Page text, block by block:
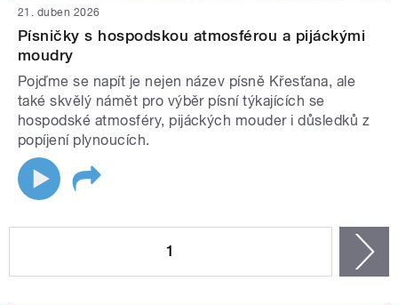
21. duben 2026
Písničky s hospodskou atmosférou a pijáckými
moudry
Pojďme se napít je nejen název písně Křesťana, ale
také skvělý námět pro výběr písní týkajících se
hospodské atmosféry, pijáckých mouder i důsledků z
popíjení plynoucích.
1